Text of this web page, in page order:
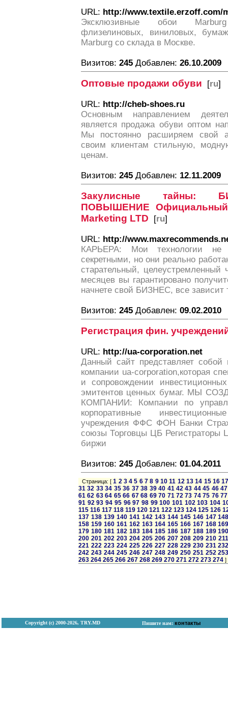
URL: http://www.textile.erzoff.com/
Эксклюзивные обои
флизелиновых, виниловых,
Marburg со склада в Москве.
Визитов: 245 Добавлен: 26.10.2009
Оптовые продажи обуви [ru]
URL: http://cheb-shoes.ru
Основным направлением
является продажа обуви оптом
Мы постоянно расширяем свой
своим клиентам стильную,
ценам.
Визитов: 245 Добавлен: 12.11.2009
Закулисные тайны:
ПОВЫШЕНИЕ Официальный
Marketing LTD [ru]
URL: http://
КАРЬЕРА: Мои технологии
секретными, но они реально
старательный,
месяцев вы гарантировано
начнете свой БИЗНЕС, все зависит
Визитов: 245 Добавлен: 09.02.2010
Регистрация фин.
URL: http://ua-corporation.net
Данный сайт представляет
компании ua-corporation,которая
и сопровождении
эмитентов ценных бумаг. МЫ
КОМПАНИИ: Компании по
корпоративные
учреждения ФФС ФОН Банки
союзы Торговцы ЦБ
биржи
Визитов: 245 Добавлен: 01.04.2011
Страница: [1 2 3 4 5 6 7 8 9 10 11 12 13 14 15 16
31 32 33 34 35 36 37 38 39 40 41 42 43 44 45 46 47
61 62 63 64 65 66 67 68 69 70 71 72 73 74 75 76 77
91 92 93 94 95 96 97 98 99 100 101 102 103 104
115 116 117 118 119 120 121 122 123 124 125 126
137 138 139 140 141 142 143 144 145 146 147
158 159 160 161 162 163 164 165 166 167 168
179 180 181 182 183 184 185 186 187 188 189
200 201 202 203 204 205 206 207 208 209 210 211
221 222 223 224 225 226 227 228 229 230 231
242 243 244 245 246 247 248 249 250 251 252
263 264 265 266 267 268 269 270 271 272 273 274 ]
Copyright (с) 2000-2026, TRY.MD Пишите нам: контакты